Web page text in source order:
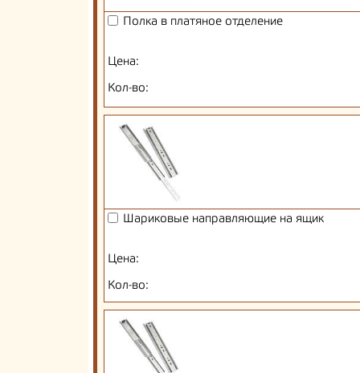
Полка в платяное отделение
Цена:
Кол-во:
Шариковые направляющие на ящик
Цена:
Кол-во: